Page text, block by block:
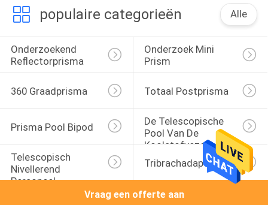
populaire categorieën Alle
Onderzoekend
Reflectorprisma
Onderzoek Mini
Prism
360 Graadprisma Totaal Postprisma
Prisma Pool Bipod
De Telescopische
Pool Van De
Koolstofvezel
Telescopisch
Nivellerend
Personeel
Tribrachadapter
Vraag een offerte aan